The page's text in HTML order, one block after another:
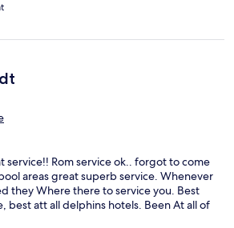
service!! Rom service ok.. forgot to come
areas great superb service. Whenever
they Where there to service you. Best
best att all delphins hotels. Been At all of